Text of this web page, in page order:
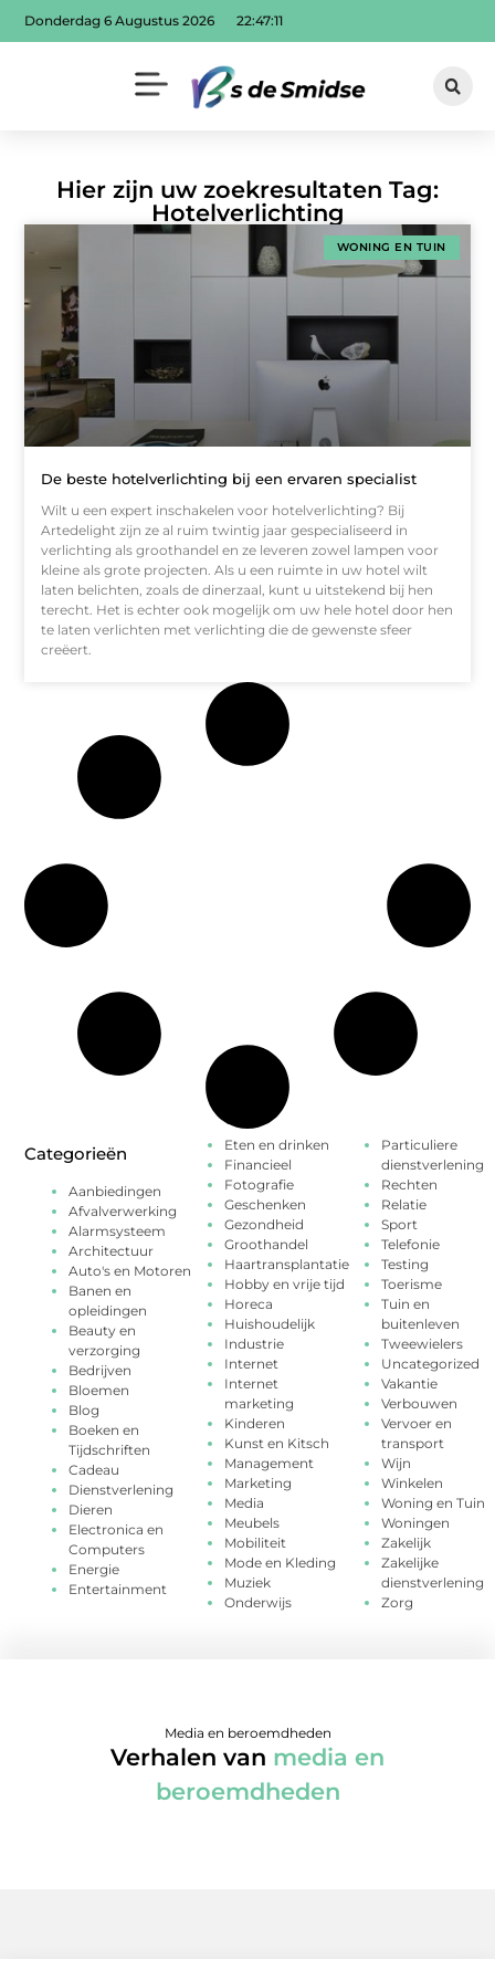
Donderdag 6 Augustus 2026 22:47:12
Hier zijn uw zoekresultaten Tag:
Hotelverlichting
WONING EN TUIN
De beste hotelverlichting bij een ervaren specialist
Wilt u een expert inschakelen voor hotelverlichting? Bij
Artedelight zijn ze al ruim twintig jaar gespecialiseerd in
verlichting als groothandel en ze leveren zowel lampen voor
kleine als grote projecten. Als u een ruimte in uw hotel wilt
laten belichten, zoals de dinerzaal, kunt u uitstekend bij hen
terecht. Het is echter ook mogelijk om uw hele hotel door hen
te laten verlichten met verlichting die de gewenste sfeer
creëert.
Categorieën
Aanbiedingen
Afvalverwerking
Alarmsysteem
Architectuur
Auto's en Motoren
Banen en
opleidingen
Beauty en
verzorging
Bedrijven
Bloemen
Blog
Boeken en
Tijdschriften
Cadeau
Dienstverlening
Dieren
Electronica en
Computers
Energie
Entertainment
Eten en drinken
Financieel
Fotografie
Geschenken
Gezondheid
Groothandel
Haartransplantatie
Hobby en vrije tijd
Horeca
Huishoudelijk
Industrie
Internet
Internet
marketing
Kinderen
Kunst en Kitsch
Management
Marketing
Media
Meubels
Mobiliteit
Mode en Kleding
Muziek
Onderwijs
Particuliere
dienstverlening
Rechten
Relatie
Sport
Telefonie
Testing
Toerisme
Tuin en
buitenleven
Tweewielers
Uncategorized
Vakantie
Verbouwen
Vervoer en
transport
Wijn
Winkelen
Woning en Tuin
Woningen
Zakelijk
Zakelijke
dienstverlening
Zorg
Media en beroemdheden
Verhalen van media en
beroemdheden